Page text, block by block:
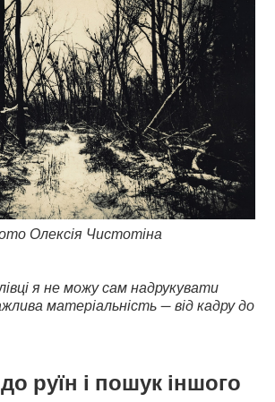
Олексія Чистотіна
я не можу сам надрукувати
матеріальність — від кадру до
руїн і пошук іншого